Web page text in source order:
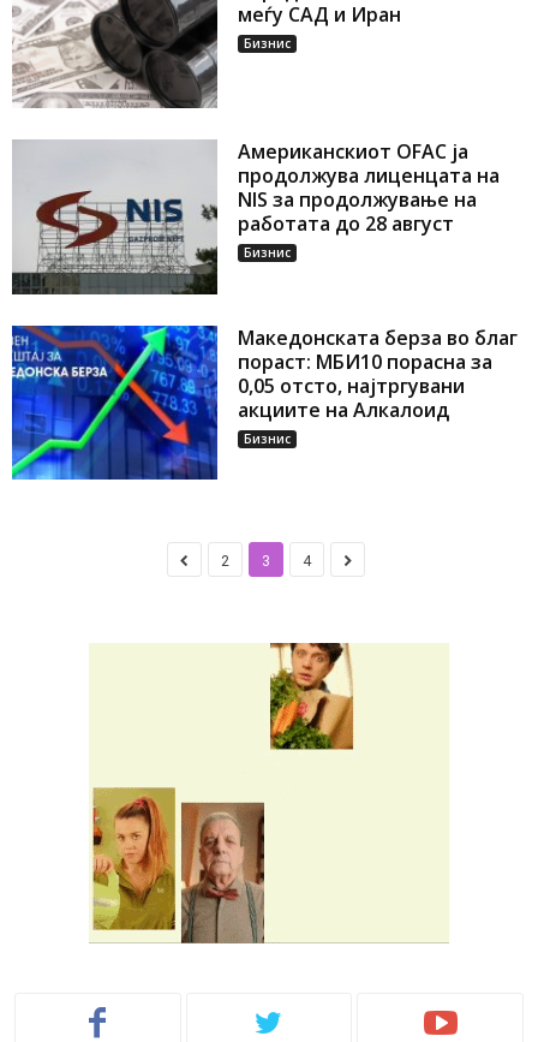
меѓу САД и Иран
Бизнис
Американскиот OFAC ја
продолжува лиценцата на
NIS за продолжување на
работата до 28 август
Бизнис
Македонската берза во благ
пораст: МБИ10 порасна за
0,05 отсто, најтргувани
акциите на Алкалоид
Бизнис
2 3 4